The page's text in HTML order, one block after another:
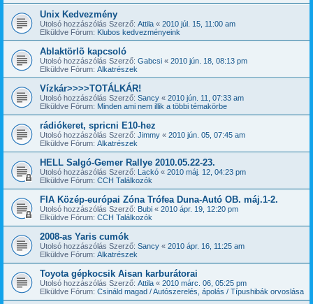
Unix Kedvezmény
Utolsó hozzászólás Szerző: Attila « 2010 júl. 15, 11:00 am
Elküldve Fórum: Klubos kedvezményeink
Ablaktörlõ kapcsoló
Utolsó hozzászólás Szerző: Gabcsi « 2010 jún. 18, 08:13 pm
Elküldve Fórum: Alkatrészek
Vízkár>>>>TOTÁLKÁR!
Utolsó hozzászólás Szerző: Sancy « 2010 jún. 11, 07:33 am
Elküldve Fórum: Minden ami nem illik a többi témakörbe
rádiókeret, spricni E10-hez
Utolsó hozzászólás Szerző: Jimmy « 2010 jún. 05, 07:45 am
Elküldve Fórum: Alkatrészek
HELL Salgó-Gemer Rallye 2010.05.22-23.
Utolsó hozzászólás Szerző: Lackó « 2010 máj. 12, 04:23 pm
Elküldve Fórum: CCH Találkozók
FIA Közép-európai Zóna Trófea Duna-Autó OB. máj.1-2.
Utolsó hozzászólás Szerző: Bubi « 2010 ápr. 19, 12:20 pm
Elküldve Fórum: CCH Találkozók
2008-as Yaris cumók
Utolsó hozzászólás Szerző: Sancy « 2010 ápr. 16, 11:25 am
Elküldve Fórum: Alkatrészek
Toyota gépkocsik Aisan karburátorai
Utolsó hozzászólás Szerző: Attila « 2010 márc. 06, 05:25 pm
Elküldve Fórum: Csináld magad / Autószerelés, ápolás / Típushibák orvoslása